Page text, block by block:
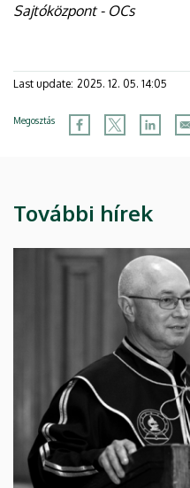
Sajtóközpont - OCs
Last update: 2025. 12. 05. 14:05
Megosztás
További hírek